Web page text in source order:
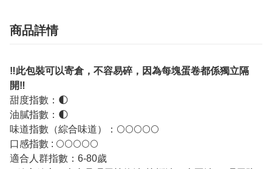
商品詳情
‼️此包裝可以寄倉，不容易碎，因為每塊蛋卷都係獨立隔
開‼️
甜度指數：🌓
油膩指數：🌓
味道指數（綜合味道）：🌕🌕🌕🌕🌕
口感指數 : 🌕🌕🌕🌕🌕
適合人群指數：6-80歲